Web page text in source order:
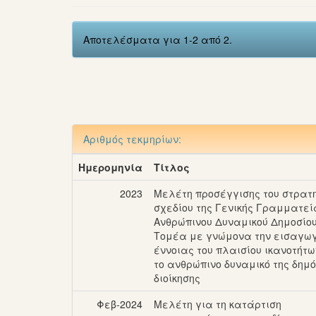
Αποτελέσματα για 1-2 από 2.
Αριθμός τεκμηρίων:
Ημερομηνία
Τίτλος
2023
Μελέτη προσέγγισης του
σχεδίου της Γενικής
Ανθρώπινου Δυναμικού
Τομέα με γνώμονα την
έννοιας του πλαισίου
το ανθρώπινο δυναμικό της
διοίκησης
Φεβ-2024
Μελέτη για τη κατάρτιση